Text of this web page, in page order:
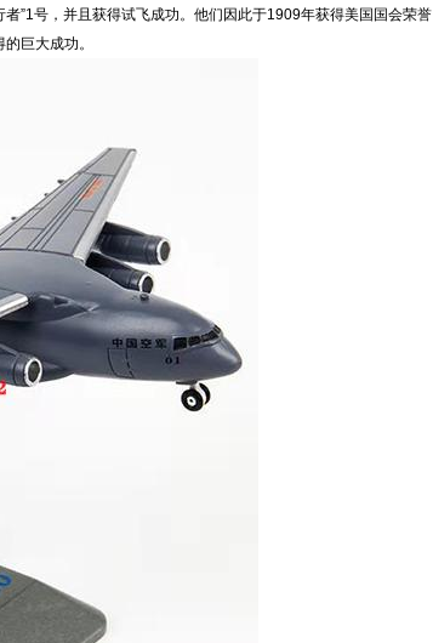
号，并且获得试飞成功。他们因此于1909年获得美国国会荣誉
巨大成功。